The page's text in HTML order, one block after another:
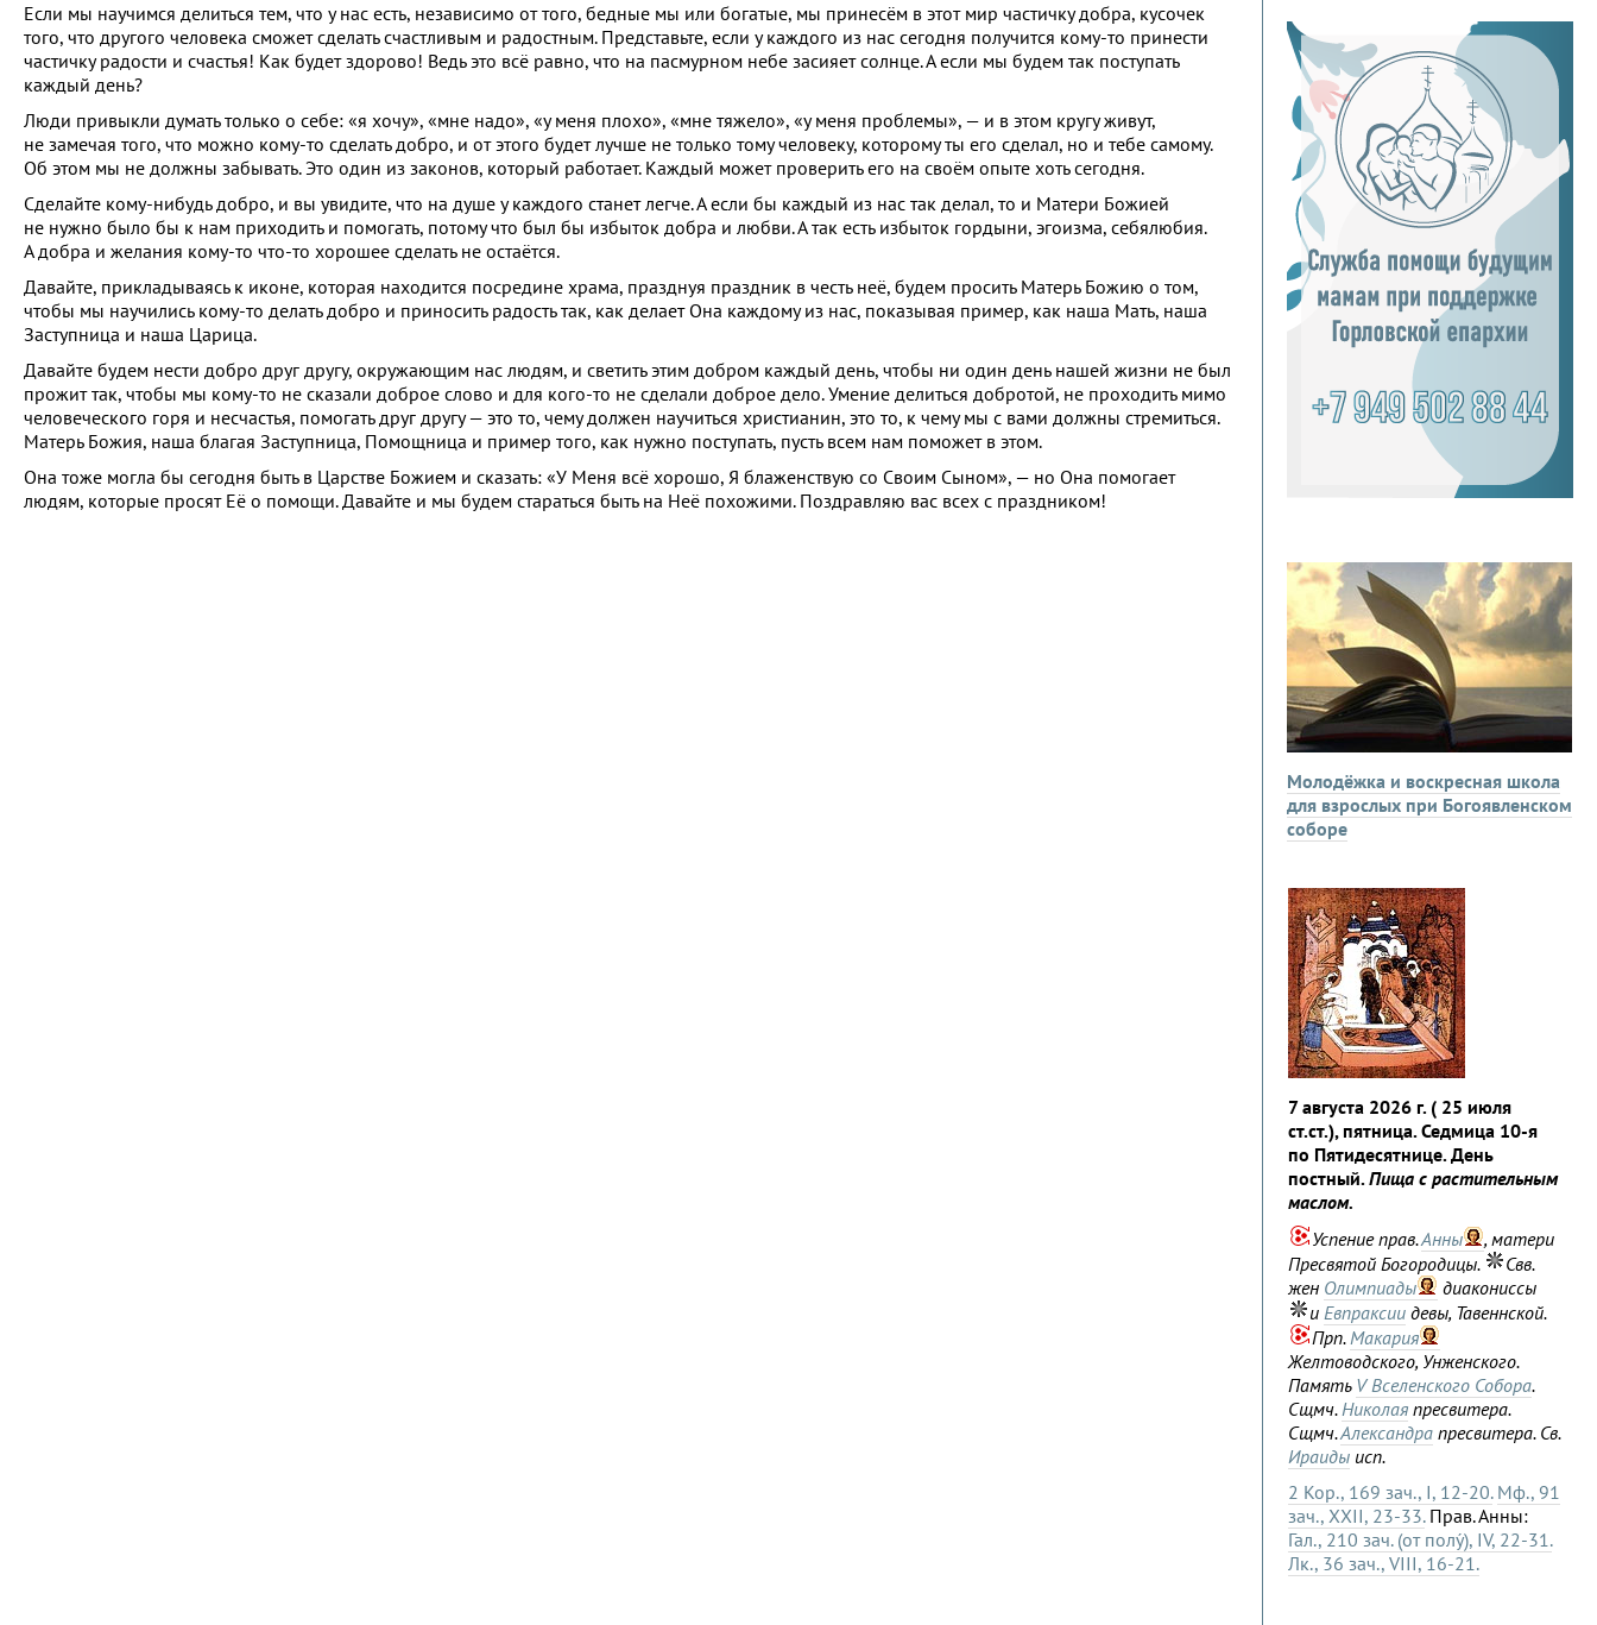
Если мы научимся делиться тем, что у нас есть, независимо от того, бедные мы или богатые, мы принесём в этот мир частичку добра, кусочек
того, что другого человека сможет сделать счастливым и радостным. Представьте, если у каждого из нас сегодня получится кому-то принести
частичку радости и счастья! Как будет здорово! Ведь это всё равно, что на пасмурном небе засияет солнце. А если мы будем так поступать
каждый день?
Люди привыкли думать только о себе: «я хочу», «мне надо», «у меня плохо», «мне тяжело», «у меня проблемы», — и в этом кругу живут,
не замечая того, что можно кому-то сделать добро, и от этого будет лучше не только тому человеку, которому ты его сделал, но и тебе самому.
Об этом мы не должны забывать. Это один из законов, который работает. Каждый может проверить его на своём опыте хоть сегодня.
Сделайте кому-нибудь добро, и вы увидите, что на душе у каждого станет легче. А если бы каждый из нас так делал, то и Матери Божией
не нужно было бы к нам приходить и помогать, потому что был бы избыток добра и любви. А так есть избыток гордыни, эгоизма, себялюбия.
А добра и желания кому-то что-то хорошее сделать не остаётся.
Давайте, прикладываясь к иконе, которая находится посредине храма, празднуя праздник в честь неё, будем просить Матерь Божию о том,
чтобы мы научились кому-то делать добро и приносить радость так, как делает Она каждому из нас, показывая пример, как наша Мать, наша
Заступница и наша Царица.
Давайте будем нести добро друг другу, окружающим нас людям, и светить этим добром каждый день, чтобы ни один день нашей жизни не был
прожит так, чтобы мы кому-то не сказали доброе слово и для кого-то не сделали доброе дело. Умение делиться добротой, не проходить мимо
человеческого горя и несчастья, помогать друг другу — это то, чему должен научиться христианин, это то, к чему мы с вами должны стремиться.
Матерь Божия, наша благая Заступница, Помощница и пример того, как нужно поступать, пусть всем нам поможет в этом.
Она тоже могла бы сегодня быть в Царстве Божием и сказать: «У Меня всё хорошо, Я блаженствую со Своим Сыном», — но Она помогает
людям, которые просят Её о помощи. Давайте и мы будем стараться быть на Неё похожими. Поздравляю вас всех с праздником!
Молодёжка и воскресная школа
для взрослых при Богоявленском
соборе
7 августа 2026 г. ( 25 июля
ст.ст.), пятница. Седмица 10-я
по Пятидесятнице. День
постный.Пища с растительным
маслом.
Успение прав.Анны
, матери
Пресвятой Богородицы.
Свв.
жен Олимпиады
диакониссы
и Евпраксии девы, Тавеннской.
Прп.Макария
Желтоводского, Унженского.
Память V Вселенского Собора.
Сщмч.Николая пресвитера.
Сщмч.Александра пресвитера. Св.
Ираиды исп.
2 Кор., 169 зач., I, 12-20. Мф., 91
зач., XXII, 23-33.Прав. Анны:
Гал., 210 зач. (от полу́), IV, 22-31.
Лк., 36 зач., VIII, 16-21.